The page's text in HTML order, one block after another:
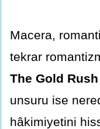
Macera,
tekrar
The Gold Rush
unsuru ise
hâkimiyetini